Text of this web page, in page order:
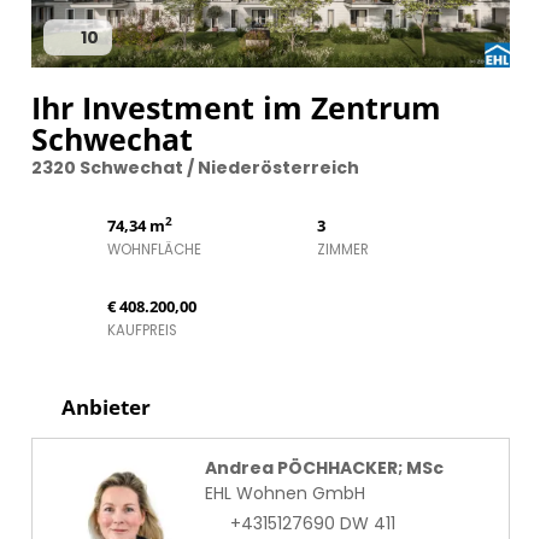
10
Ihr Investment im Zentrum
Schwechat
2320 Schwechat / Niederösterreich
74,34 m2
WOHNFLÄCHE
3
ZIMMER
€ 408.200,00
KAUFPREIS
Anbieter
Andrea PÖCHHACKER; MSc
EHL Wohnen GmbH
+4315127690 DW 411